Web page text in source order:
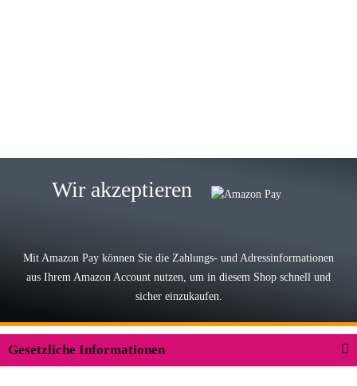
Lieferung, man kann bedenkenlos
Der Koffer macht einen sehr soliden
Wir akzeptieren
Mit Amazon Pay können Sie die Zahlungs- und Adressinformationen
aus Ihrem Amazon Account nutzen, um in diesem Shop schnell und
sicher einzukaufen.
Gesetzliche Informationen